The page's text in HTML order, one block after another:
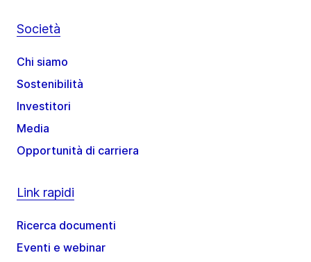
Società
Chi siamo
Sostenibilità
Investitori
Media
Opportunità di carriera
Link rapidi
Ricerca documenti
Eventi e webinar